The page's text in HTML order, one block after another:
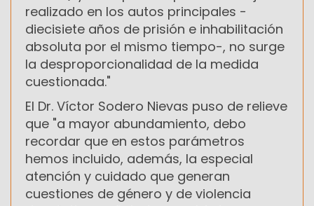
realizado en los autos principales -
diecisiete años de prisión e inhabilitación
absoluta por el mismo tiempo-, no surge
la desproporcionalidad de la medida
cuestionada."
El Dr. Víctor Sodero Nievas puso de relieve
que "a mayor abundamiento, debo
recordar que en estos parámetros
hemos incluido, además, la especial
atención y cuidado que generan
cuestiones de género y de violencia